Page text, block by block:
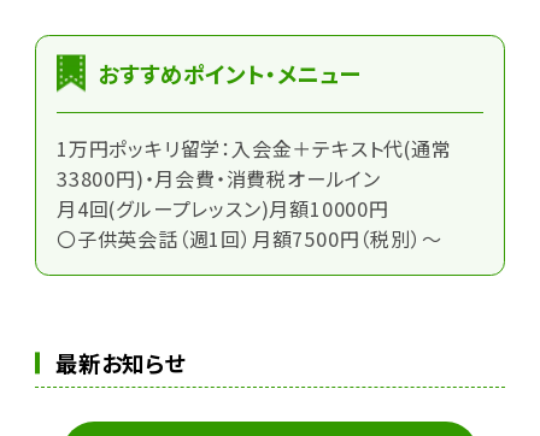
おすすめポイント・メニュー
1万円ポッキリ留学：入会金＋テキスト代(通常
33800円)・月会費・消費税オールイン
月4回(グループレッスン)月額10000円
〇子供英会話（週1回）月額7500円（税別）～
最新お知らせ